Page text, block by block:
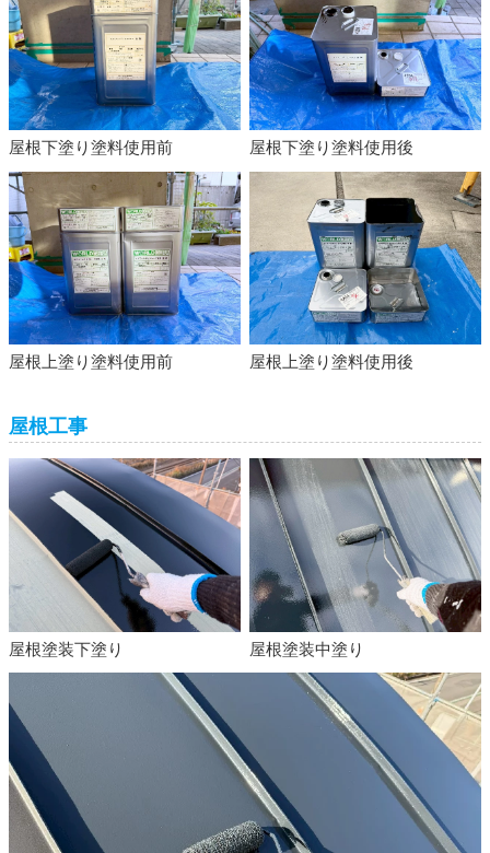
屋根下塗り塗料使用前 屋根下塗り塗料使用後
屋根上塗り塗料使用前 屋根上塗り塗料使用後
屋根工事
屋根塗装下塗り 屋根塗装中塗り